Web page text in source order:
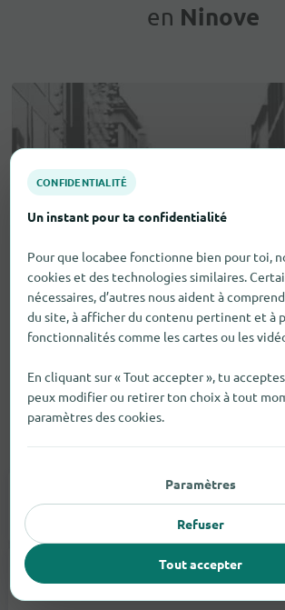
en Ninove
Aides visuelles et auditives
Appareils Auditifs
Lunettes
CONFIDENTIALITÉ
Un instant pour ta confidentialité
Pour que locabee fonctionne bien pour toi,
cookies et des technologies similaires.
nécessaires, d’autres nous aident à
du site, à afficher du contenu pertinent et à
fonctionnalités comme les cartes ou les
En cliquant sur « Tout accepter », tu
peux modifier ou retirer ton choix à tout
paramètres des cookies.
Paramètres
Refuser
Tout accepter